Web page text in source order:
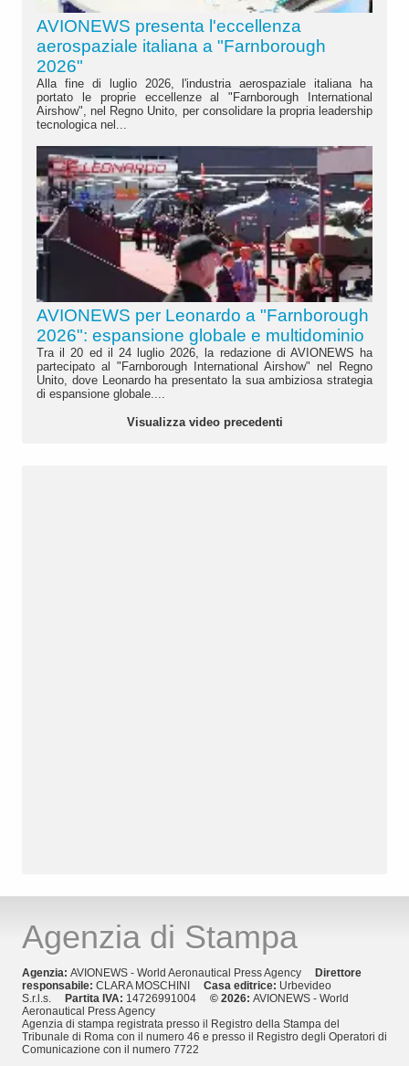
AVIONEWS presenta l'eccellenza
aerospaziale italiana a "Farnborough
2026"
Alla fine di luglio 2026, l'industria aerospaziale italiana ha
portato le proprie eccellenze al "Farnborough International
Airshow", nel Regno Unito, per consolidare la propria leadership
tecnologica nel...
AVIONEWS per Leonardo a "Farnborough
2026": espansione globale e multidominio
Tra il 20 ed il 24 luglio 2026, la redazione di AVIONEWS ha
partecipato al "Farnborough International Airshow" nel Regno
Unito, dove Leonardo ha presentato la sua ambiziosa strategia
di espansione globale....
Visualizza video precedenti
Agenzia di Stampa
Agenzia: AVIONEWS - World Aeronautical Press Agency
Direttore
responsabile: CLARA MOSCHINI Casa editrice: Urbevideo
S.r.l.s.
Partita IVA: 14726991004 © 2026: AVIONEWS - World
Aeronautical Press Agency
Agenzia di stampa registrata presso il Registro della Stampa del
Tribunale di Roma con il numero 46 e presso il Registro degli Operatori di
Comunicazione con il numero 7722